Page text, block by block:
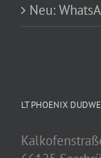
Neu:
LT PHOENIX